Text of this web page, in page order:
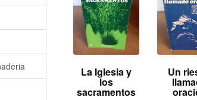
La Iglesia y
los
sacramentos
Un